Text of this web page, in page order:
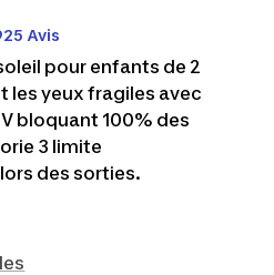
Avis
pour enfants de 2
les yeux fragiles avec
bloquant 100% des
3 limite
des sorties.